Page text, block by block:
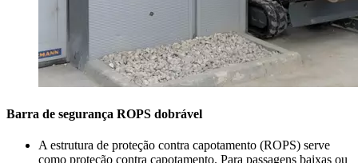
Barra de segurança ROPS dobrável
A estrutura de proteção contra capotamento (ROPS) serve
como proteção contra capotamento. Para passagens baixas ou